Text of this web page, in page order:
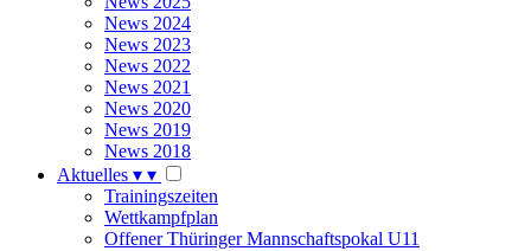
News 2024
News 2023
News 2022
News 2021
News 2020
News 2019
News 2018
Aktuelles ▾ ▾
Trainingszeiten
Wettkampfplan
Offener Thüringer Mannschaftspokal U11